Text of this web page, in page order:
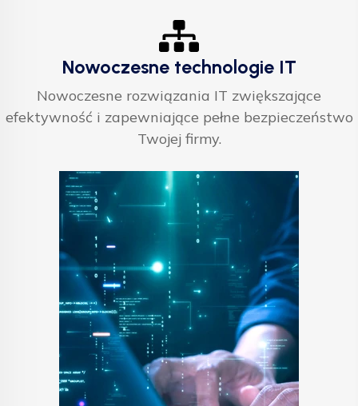
Nowoczesne technologie IT
Nowoczesne rozwiązania IT zwiększające
efektywność i zapewniające pełne bezpieczeństwo
Twojej firmy.